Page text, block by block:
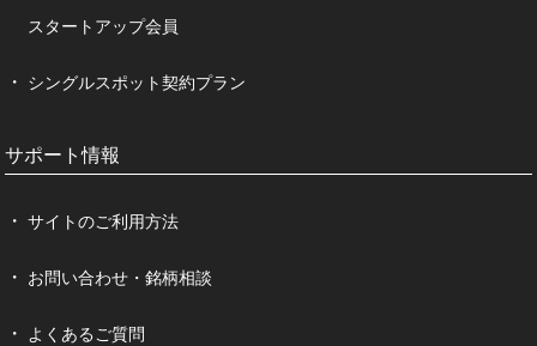
スタートアップ会員
シングルスポット契約プラン
サポート情報
サイトのご利用方法
お問い合わせ・銘柄相談
よくあるご質問